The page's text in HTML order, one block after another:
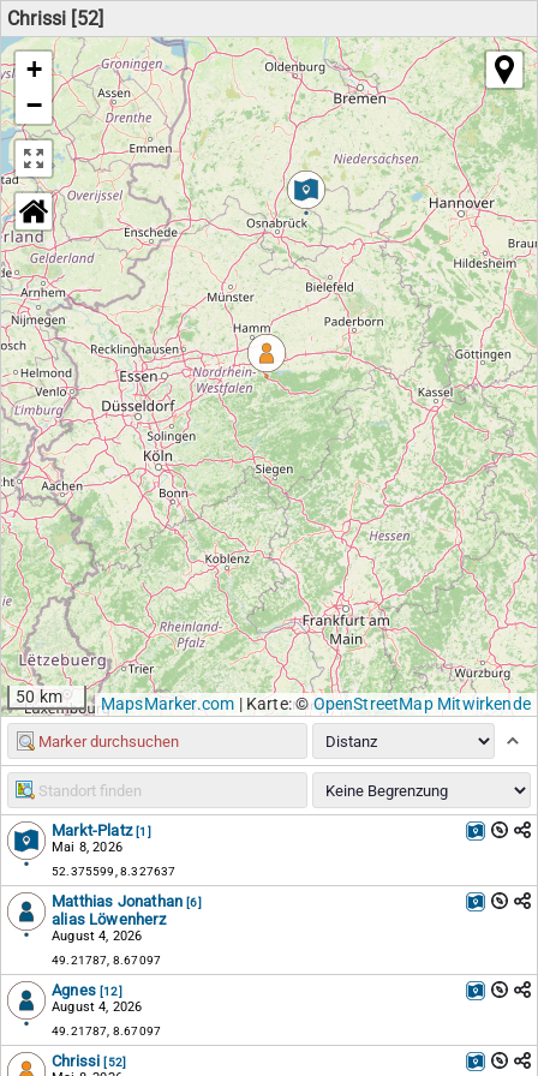
Chrissi [52]
+
−
50 km MapsMarker.com |Karte: ©OpenStreetMap Mitwirkende
Markt-Platz [1]
Mai 8, 2026
52.375599, 8.327637
Matthias Jonathan [6]
alias Löwenherz
August 4, 2026
49.21787, 8.67097
Agnes [12]
August 4, 2026
49.21787, 8.67097
Chrissi [52]